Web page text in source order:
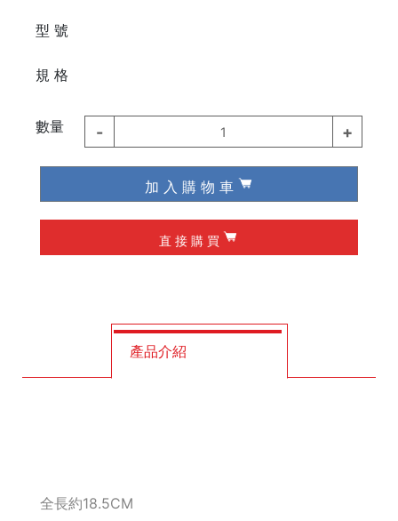
FUJIYA富士劍
德國 Knipex
德國 Wiha / Wera
起子類
夾具
槌子
修皮刀 / 刮刀
型 號
規 格
數量 - 1 +
加 入 購 物 車
直 接 購 買
產品介紹
全長約18.5CM